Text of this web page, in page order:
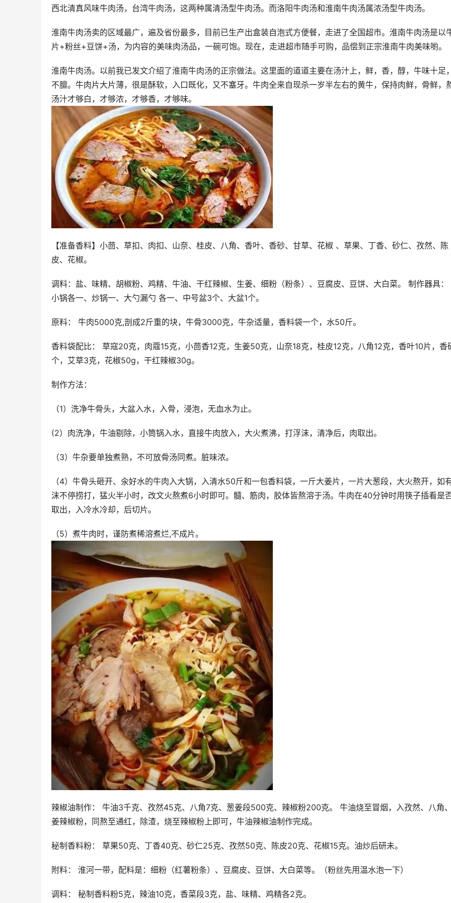
西北清真风味牛肉汤，台湾牛肉汤，这两种属清汤型牛肉汤。而洛阳牛肉汤和淮南牛肉汤属浓汤型牛肉汤。
淮南牛肉汤卖的区域最广，遍及省份最多，目前已生产出盒装自泡式方便餐，走进了全国超市。淮南牛肉汤是以
片+粉丝+豆饼+汤，为内容的美味肉汤品，一碗可饱。现在，走进超市随手可购，品偿到正宗淮南牛肉美味喲。
淮南牛肉汤。以前我已发文介绍了淮南牛肉汤的正宗做法。这里面的道道主要在汤汁上，鲜，香，醇，牛味十足
不膻。牛肉片大片薄，很是酥软，入口既化，又不塞牙。牛肉全来自现杀一岁半左右的黄牛，保持肉鲜，骨鲜，
汤汁才够白，才够浓，才够香，才够味。
【准备香料】小茴、草扣、肉扣、山奈、桂皮、八角、香叶、香砂、甘草、花椒 、草果、丁香、砂仁、孜然、陈
皮、花椒。
调料：盐、味精、胡椒粉、鸡精、牛油、干红辣椒、生姜、细粉（粉条）、豆腐皮、豆饼、大白菜。 制作器具：
小锅各一、炒锅一、大勺漏勺 各一、中号盆3个、大盆1个。
原料： 牛肉5000克,剖成2斤重的块，牛骨3000克，牛杂适量，香料袋一个，水50斤。
香料袋配比： 草寇20克，肉蔻15克，小茴香12克，生姜50克，山奈18克，桂皮12克，八角12克，香叶10片，香
个，艾草3克，花椒50g，干红辣椒30g。
制作方法：
（1）洗净牛骨头，大盆入水，入骨，浸泡，无血水为止。
(2）肉洗净，牛油剔除，小筒锅入水，直接牛肉放入，大火煮沸，打浮沫，清净后，肉取出。
（3）牛杂要单独煮熟，不可放骨汤同煮。脏味浓。
（4）牛骨头砸开、汆好水的牛肉入大锅，入清水50斤和一包香料袋，一斤大姜片，一片大葱段，大火熬开，如
沫不停捞打，猛火半小时，改文火熬煮6小时即可。髓、筋肉，胶体皆熬溶于汤。牛肉在40分钟时用筷子插看是
取出，入冷水冷却，后切片。
（5）煮牛肉时，谨防煮稀溶煮烂,不成片。
辣椒油制作： 牛油3千克、孜然45克、八角7克、葱姜段500克、辣椒粉200克。 牛油烧至冒烟，入孜然、八角
姜辣椒粉，同熬至通红，除渣，烧至辣椒粉上即可，牛油辣椒油制作完成。
秘制香料粉： 草果50克、丁香40克、砂仁25克、孜然50克、陈皮20克、花椒15克。油炒后研未。
附料： 淮河一带，配料是：细粉（红薯粉条）、豆腐皮、豆饼、大白菜等。（粉丝先用温水泡一下）
调料： 秘制香料粉5克，辣油10克，香菜段3克，盐、味精、鸡精各2克。